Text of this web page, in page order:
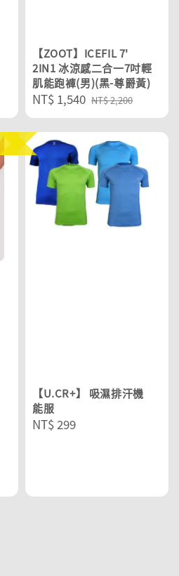
【ZOOT】ICEFIL 7'
2IN1 冰涼感二合一7吋輕
肌能跑褲(男)(黑-尊爵黃)
Sale
price
NT$ 1,540 Regular
price
NT$ 2,200
【U.CR+】 吸濕排汗機
能服
Regular
NT$ 299